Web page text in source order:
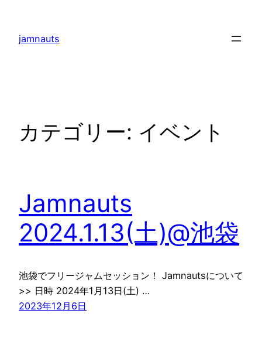
jamnauts
カテゴリー: イベント
Jamnauts
2024.1.13(土)@池袋
池袋でフリージャムセッション！ Jamnautsについて
>> 日時 2024年1月13日(土) …
2023年12月6日